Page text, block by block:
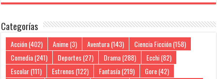
Categorías
Acción(402) Anime(3) Aventura(143) Ciencia Ficción(158)
Comedia(241) Deportes(27) Drama(288) Ecchi(82)
Escolar(111) Estrenos(122) Fantasía(219) Gore(42)